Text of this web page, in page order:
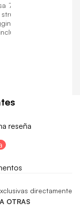
7 kg. Ha
è
che
una
reseña
directamente
OTRAS